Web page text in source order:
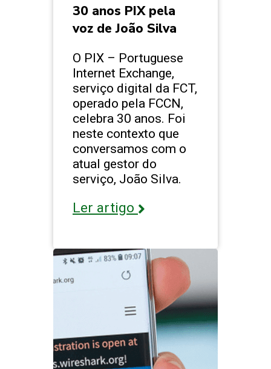
30 anos PIX pela
voz de João Silva
O PIX – Portuguese
Internet Exchange,
serviço digital da FCT,
operado pela FCCN,
celebra 30 anos. Foi
neste contexto que
conversamos com o
atual gestor do
serviço, João Silva.
Ler artigo